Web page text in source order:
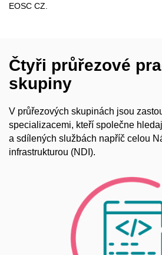
EOSC CZ.
Čtyři průřezové
skupiny
V průřezových skupinách jsou
specializacemi, kteří společne
a sdílených službách napříč celou
infrastrukturou (NDI).